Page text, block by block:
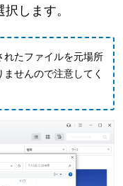
します。
れたファイルを元場所
せんので注意してく